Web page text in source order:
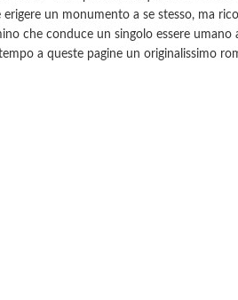
un monumento a se stesso, ma
che conduce un singolo essere umano
a queste pagine un originalissimo